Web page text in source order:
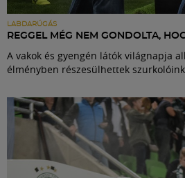
LABDARÚGÁS
REGGEL MÉG NEM GONDOLTA,
A vakok és gyengén látók világnapja
élményben részesülhettek szurkolóink